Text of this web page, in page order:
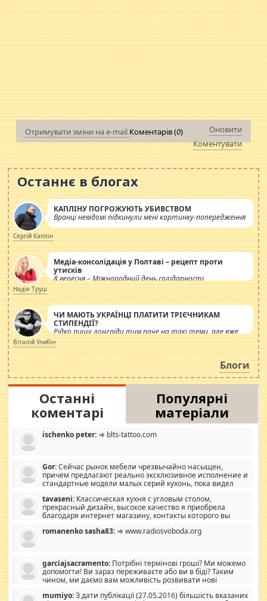
Отримувати зміни на e-mail Коментарів (0)
Оновити
Коментувати
Останнє в блогах
КАПЛІНУ ПОГРОЖУЮТЬ УБИВСТВОМ
Вранці невідомі підкинули мені картинку-попередження
Сергій Каплін
Медіа-консолідація у Полтаві – рецепт проти
утисків
8 вересня – Міжнародний день солідарності
журналістів.
Надія Труш
ЧИ МАЮТЬ УКРАЇНЦІ ПЛАТИТИ ТРІЄЧНИКАМ
СТИПЕНДІЇ?
Рідко пишу лонгріди тим паче на такі теми, але вже
просто дістало! Обурюють сьогоднішні інсенуації
навколо стипендіального питання. Штучно
роздувається ще одна соціальна катастрофа.
Віталій Улибін
Блоги
Останні
коментарі
Популярні
матеріали
ischenko peter: ⇒ blts-tattoo.com
Gor:Сейчас рынок мебели чрезвычайно насыщен,
причем предлагают реально эксклюзивное исполнение и
стандартные модели малых серий кухонь, пока видел
стандартные формы, в MebelOk, креативненько и что главное -
со вкусом все в порядке, без ненужных наворотов удорожающих
мебель, а это не последний фактор.
tavaseni: Классическая кухня с угловым столом,
прекрасный дизайн, высокое качество я приобрела
благодаря интернет магазину, контакты которого вы
romanenko sasha83: ⇒ www.radiosvoboda.org
garciajsacramento: Потрібні термінові гроші? Ми можемо
допомогти! Ви зараз переживаєте або ви в біді? Таким
чином, ми даємо вам можливість розвивати нові
допомагати людям, які намагаються дати їм шанс. Кожен
mumiyo:З дати публікації (27.05.2016) більшість вказаних